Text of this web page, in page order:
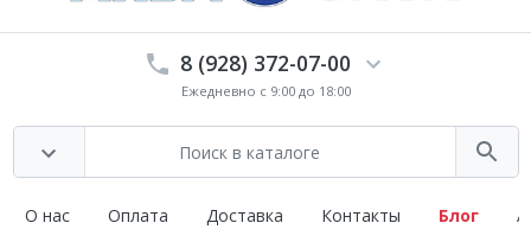
8 (928) 372-07-00
Ежедневно с 9:00 до 18:00
О нас Оплата Доставка Контакты Блог